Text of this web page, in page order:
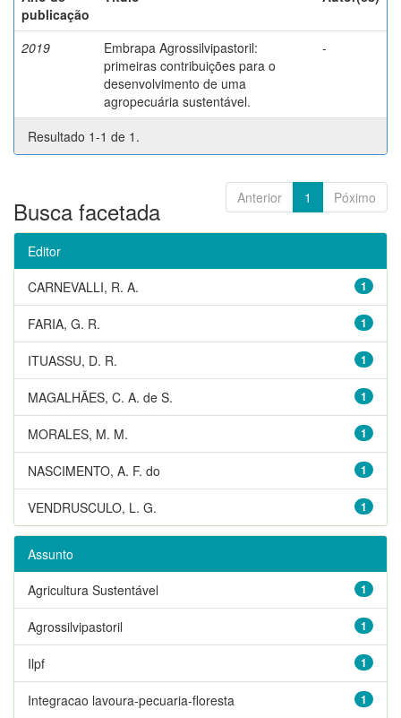
publicação
2019
Embrapa Agrossilvipastoril:
primeiras contribuições para o
desenvolvimento de uma
agropecuária sustentável.
-
Resultado 1-1 de 1.
Anterior 1 Póximo
Busca facetada
Editor
1
CARNEVALLI, R. A.
1
FARIA, G. R.
1
ITUASSU, D. R.
1
MAGALHÃES, C. A. de S.
1
MORALES, M. M.
1
NASCIMENTO, A. F. do
1
VENDRUSCULO, L. G.
Assunto
1
Agricultura Sustentável
1
Agrossilvipastoril
1
Ilpf
1
Integracao lavoura-pecuaria-floresta